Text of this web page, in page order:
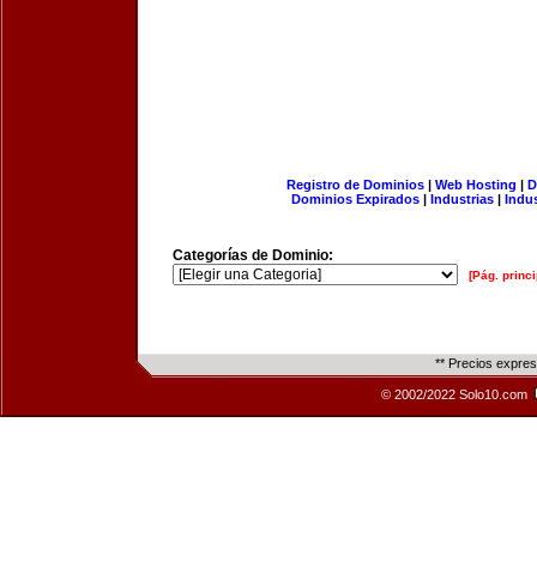
Registro de Dominios| Web Hosting |
Dominios Expirados | Industrias |
Categorías de Dominio:
[Pág.
** Precios
© 2002/2022 Solo10.com